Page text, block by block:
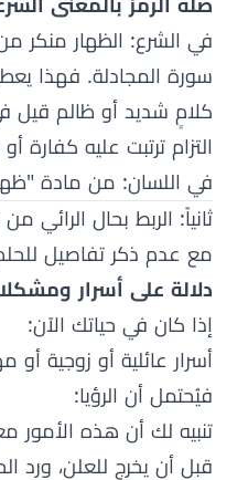
في الشرع: الظهار منكر
سورة المجادلة. فهذا
كلامٍ شديد أو ظالم قيل
التزام ترتبت عليه كفارة
في اللسان: من مادة
ثانياً: الربط بحال الرائي
مع عدم ذكر تفاصيل
دلالة على أسرار
إذا كان في حياتك الآن:
أسرار عائلية أو زوجية
فيُحتمل أن الرؤيا:
تنبيه لك أن هذه الأمور
قبل أن يخرج للعلن،